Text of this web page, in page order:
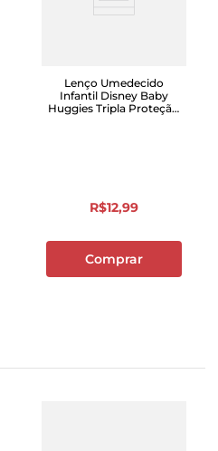
Lenço Umedecido
Infantil Disney Baby
Huggies Tripla Proteção
R$12,99
Comprar